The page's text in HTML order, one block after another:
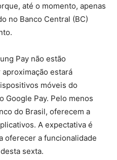
até o momento, apenas
no Banco Central (BC)
Pay não estão
estará
móveis do
Google Pay. Pelo menos
do Brasil, oferecem a
A expectativa é
oferecer a funcionalidade
sexta.